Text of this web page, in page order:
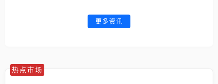
更多资讯
热点市场